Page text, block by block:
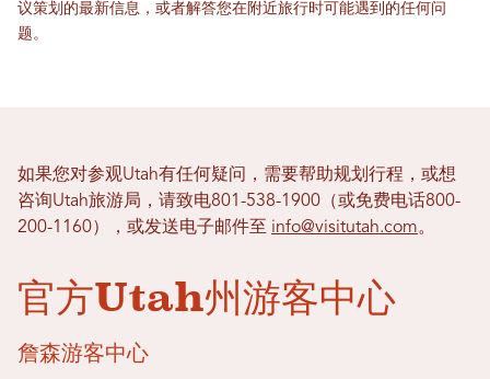
议策划的最新信息，或者解答您在附近旅行时可能遇到的任何问
题。
如果您对参观Utah有任何疑问，需要帮助规划行程，或想
咨询Utah旅游局，请致电801-538-1900（或免费电话800-
200-1160），或发送电子邮件至 info@visitutah.com。
官方Utah州游客中心
詹森游客中心